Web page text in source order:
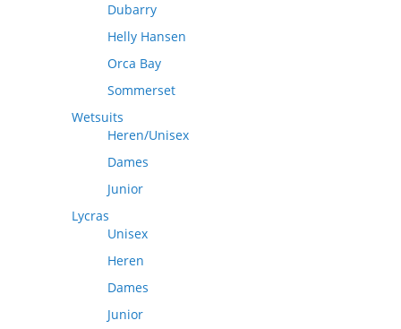
Dubarry
Helly Hansen
Orca Bay
Sommerset
Wetsuits
Heren/Unisex
Dames
Junior
Lycras
Unisex
Heren
Dames
Junior